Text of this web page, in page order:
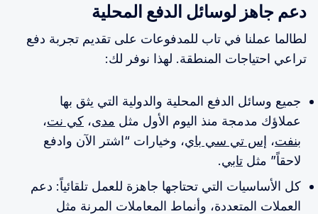
دعم جاهز لوسائل الدفع المحلية
لطالما عملنا في تاب للمدفوعات على تقديم تجربة دفع
تراعي احتياجات المنطقة. لهذا نوفر لك:
جميع وسائل الدفع المحلية والدولية التي يثق بها
عملاؤك مدمجة منذ اليوم الأول مثل مدى، كي نت،
بنفت، إس تي سي باي، وخيارات “اشتر الآن وادفع
لاحقاً” مثل تابي.
كل الأساسيات التي تحتاجها جاهزة للعمل تلقائياً: دعم
العملات المتعددة، وأنماط المعاملات المرنة مثل